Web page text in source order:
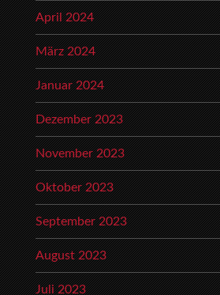
April 2024
März 2024
Januar 2024
Dezember 2023
November 2023
Oktober 2023
September 2023
August 2023
Juli 2023